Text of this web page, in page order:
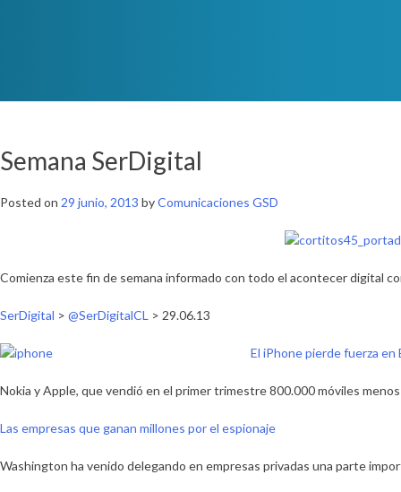
Semana SerDigital
Posted on 29 junio, 2013 byComunicaciones GSD
Comienza este fin de semana informado con todo el acontecer digital
SerDigital > @SerDigitalCL > 29.06.13
El iPhone pierde fuerza en
Nokia y Apple, que vendió en el primer trimestre 800.000 móviles
Las empresas que ganan millones por el espionaje
Washington ha venido delegando en empresas privadas una parte